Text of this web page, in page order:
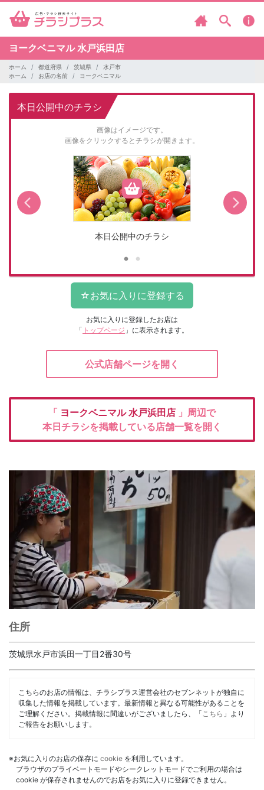
ヨークベニマル 水戸浜田店
ホーム 都道府県 茨城県
水戸市
ホーム
お店の名前 ヨークベニマル
本日公開中のチラシ
画像はイメージです。
画像をクリックするとチラシが開きます。
本日公開中のチラシ
お気に入りに登録したお店は
「 トップページ 」に表示されます。
公式店舗ページを開く
「 ヨークベニマル 水戸浜田店 」周辺で
本日チラシを掲載している店舗一覧を開く
住所
茨城県水戸市浜田一丁目2番30号
こちらのお店の情報は、チラシプラス運営会社のセブンネットが独自に
収集した情報を掲載しています。最新情報と異なる可能性があることを
ご理解ください。掲載情報に間違いがございましたら、「 こちら 」より
ご報告をお願いします。
※お気に入りのお店の保存に cookie を利用しています。
ブラウザのプライベートモードやシークレットモードでご利用の場合は
cookie が保存されませんのでお店をお気に入りに登録できません。